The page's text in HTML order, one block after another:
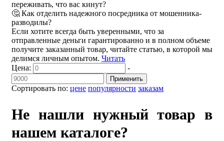
переживать, что вас кинут?
🤔 Как отделить надежного посредника от мошенника-
разводилы?
Если хотите всегда быть уверенными, что за
отправленные деньги гарантированно и в полном объеме
получите заказанный товар, читайте статью, в которой мы
делимся личным опытом. Читать
Сортировать по: цене популярности заказам
Цена: -
Применить
Не нашли нужный товар в
нашем каталоге?